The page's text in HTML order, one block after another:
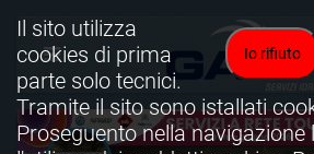
Io rifiuto
Il sito utilizza
cookies di prima
parte solo tecnici.
Tramite il sito sono istallati
Proseguento nella navigazione